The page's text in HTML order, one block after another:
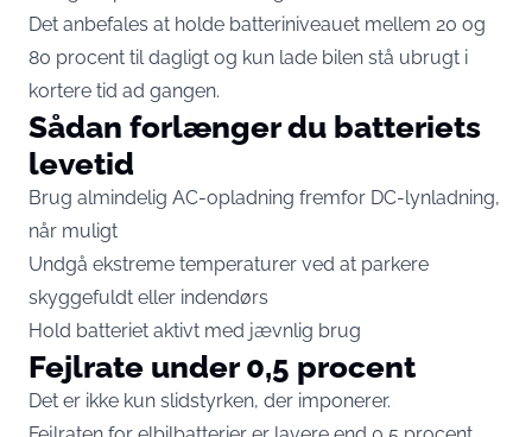
Det anbefales at holde batteriniveauet mellem 20 og
80 procent til dagligt og kun lade bilen stå ubrugt i
kortere tid ad gangen.
Sådan forlænger du batteriets
levetid
Brug almindelig AC-opladning fremfor DC-lynladning,
når muligt
Undgå ekstreme temperaturer ved at parkere
skyggefuldt eller indendørs
Hold batteriet aktivt med jævnlig brug
Fejlrate under 0,5 procent
Det er ikke kun slidstyrken, der imponerer.